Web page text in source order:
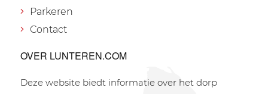
Parkeren
Contact
OVER LUNTEREN.COM
Deze website biedt informatie over het dorp